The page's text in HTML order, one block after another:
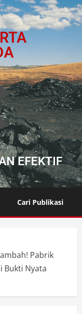
EFEKTIF
Cari Publikasi
Pabrik
Bukti Nyata